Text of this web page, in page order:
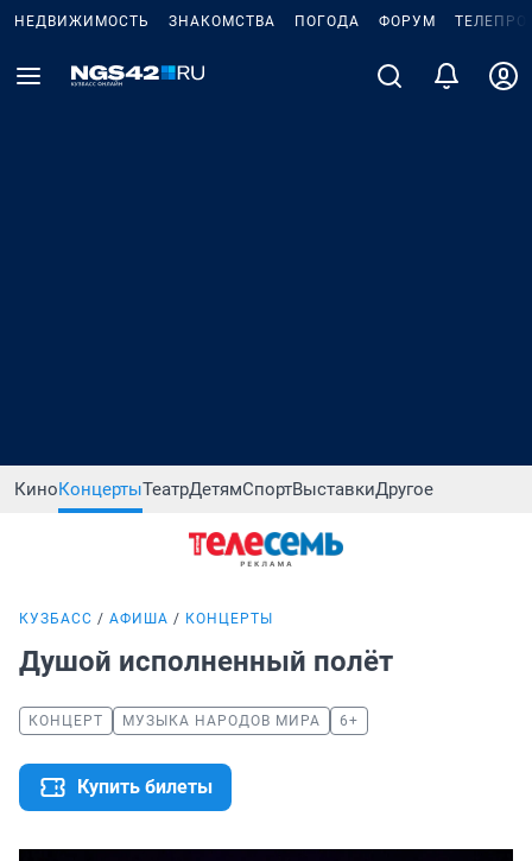
НЕДВИЖИМОСТЬ ЗНАКОМСТВА ПОГОДА ФОРУМ
КиноКонцертыТеатрДетямСпортВыставкиДругое
КУЗБАСС АФИША КОНЦЕРТЫ
Душой исполненный полёт
КОНЦЕРТ МУЗЫКА НАРОДОВ МИРА 6+
Купить билеты